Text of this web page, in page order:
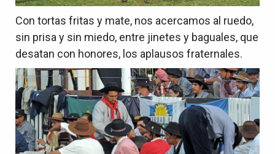
Con tortas fritas y mate, nos acercamos al ruedo,
sin prisa y sin miedo, entre jinetes y baguales, que
desatan con honores, los aplausos fraternales.